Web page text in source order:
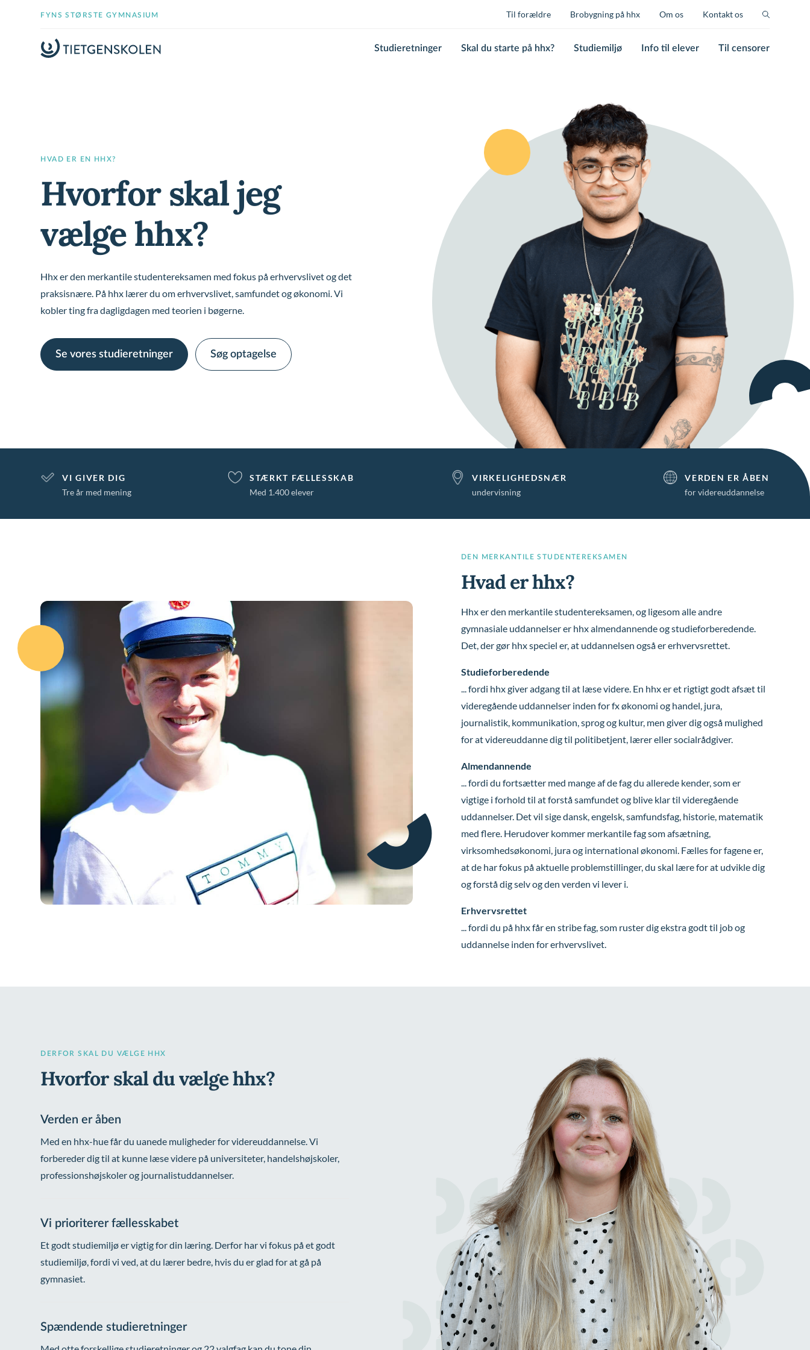
FYNS STØRSTE GYMNASIUM Til forældre Brobygning på hhx Om os Kontakt os
Studieretninger Skal du starte på hhx? Studiemiljø Info til elever Til censorer
HVAD ER EN HHX?
Hvorfor skal jeg
vælge hhx?
Hhx er den merkantile studentereksamen med fokus på erhvervslivet og det
praksisnære. På hhx lærer du om erhvervslivet, samfundet og økonomi. Vi
kobler ting fra dagligdagen med teorien i bøgerne.
Se vores studieretninger Søg optagelse
VI GIVER DIG
Tre år med mening
STÆRKT FÆLLESSKAB
Med 1.400 elever
VIRKELIGHEDSNÆR
undervisning
VERDEN ER ÅBEN
for videreuddannelse
DEN MERKANTILE STUDENTEREKSAMEN
Hvad er hhx?
Hhx er den merkantile studentereksamen, og ligesom alle andre
gymnasiale uddannelser er hhx almendannende og studieforberedende.
Det, der gør hhx speciel er, at uddannelsen også er erhvervsrettet.
Studieforberedende
... fordi hhx giver adgang til at læse videre. En hhx er et rigtigt godt afsæt til
videregående uddannelser inden for fx økonomi og handel, jura,
journalistik, kommunikation, sprog og kultur, men giver dig også mulighed
for at videreuddanne dig til politibetjent, lærer eller socialrådgiver.
Almendannende
... fordi du fortsætter med mange af de fag du allerede kender, som er
vigtige i forhold til at forstå samfundet og blive klar til videregående
uddannelser. Det vil sige dansk, engelsk, samfundsfag, historie, matematik
med flere. Herudover kommer merkantile fag som afsætning,
virksomhedsøkonomi, jura og international økonomi. Fælles for fagene er,
at de har fokus på aktuelle problemstillinger, du skal lære for at udvikle dig
og forstå dig selv og den verden vi lever i.
Erhvervsrettet
... fordi du på hhx får en stribe fag, som ruster dig ekstra godt til job og
uddannelse inden for erhvervslivet.
DERFOR SKAL DU VÆLGE HHX
Hvorfor skal du vælge hhx?
Verden er åben
Med en hhx-hue får du uanede muligheder for videreuddannelse. Vi
forbereder dig til at kunne læse videre på universiteter, handelshøjskoler,
professionshøjskoler og journalistuddannelser.
Vi prioriterer fællesskabet
Et godt studiemiljø er vigtig for din læring. Derfor har vi fokus på et godt
studiemiljø, fordi vi ved, at du lærer bedre, hvis du er glad for at gå på
gymnasiet.
Spændende studieretninger